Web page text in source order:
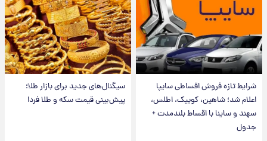
شرایط تازه فروش اقساطی سایپا
اعلام شد؛ شاهین، کوییک، اطلس،
سهند و ساینا با اقساط بلندمدت +
جدول
سیگنال‌های جدید برای بازار طلا؛
پیش‌بینی قیمت سکه و طلا فردا